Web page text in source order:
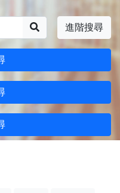
進階搜尋